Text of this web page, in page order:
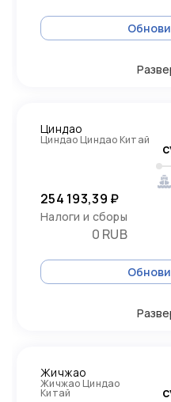
Циндао
Циндао Циндао Китай
254 193,39 ₽
Налоги и сборы
0 RUB
Жичжао
Жичжао Циндао
Китай